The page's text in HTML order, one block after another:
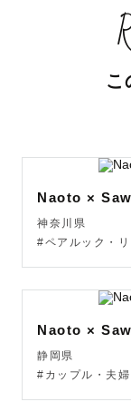
こ
Naoto ×
神奈川県
#ペアルック・
Naoto ×
静岡県
#カップル・夫婦